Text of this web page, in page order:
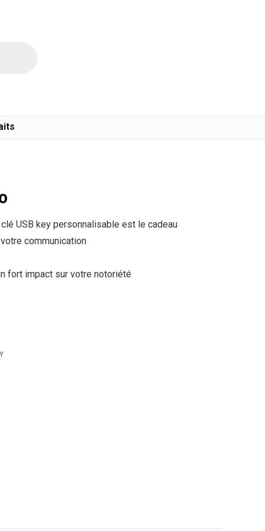
USB key personnalisable est le cadeau
communication
fort impact sur votre notoriété